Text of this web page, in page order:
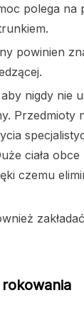
polega
powinien
nigdy nie
Przedmioty
ciała obce
czemu
rokowania